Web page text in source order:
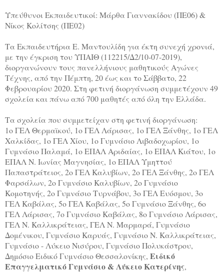
Υπεύθυνοι Εκπαιδευτικοί: Mάρθα Γιαννακίδου (ΠΕ06) &
Νίκος Κολίτσης (ΠΕ02)
Τα Εκπαιδευτήρια Ε. Μαντουλίδη για έκτη συνεχή χρονιά,
με την έγκριση του ΥΠΑΙΘ (112215/Δ2/10-07-2019),
διοργανώνουν τους πανελλήνιους μαθητικούς Αγώνες
Τέχνης, από την Πέμπτη, 20 έως και το Σάββατο, 22
Φεβρουαρίου 2020. Στη φετινή διοργάνωση συμμετέχουν 49
σχολεία και πάνω από 700 μαθητές από όλη την Ελλάδα.
Τα σχολεία που συμμετείχαν στη φετινή διοργάνωση:
1ο ΓΕΛ Θερμαϊκού, 1ο ΓΕΛ Λάρισας, 1ο ΓΕΛ Ξάνθης, 1ο ΓΕΛ
Χαλκίδας, 1ο ΓΕΛ Χίου, 1ο Γυμνάσιο Λιβαδοχωρίου, 1ο
Γυμνάσιο Παλαμά, 1ο ΕΠΑΛ Αριδαίας, 1ο ΕΠΑΛ Κιάτου, 1ο
ΕΠΑΛ Ν. Ιωνίας Μαγνησίας, 1ο ΕΠΑΛ Υμηττού
Παπαστράτειος, 2ο ΓΕΛ Καλυβίων, 2ο ΓΕΛ Ξάνθης, 2ο ΓΕΛ
Φαρσάλων, 2ο Γυμνάσιο Καλυβίων, 2ο Γυμνάσιο
Κομοτηνής, 2ο Γυμνάσιο Τυρνάβου, 3ο ΓΕΛ Ευόσμου, 3ο
ΓΕΛ Καβάλας, 5ο ΓΕΛ Καβάλας, 5ο Γυμνάσιο Ξάνθης, 6ο
ΓΕΛ Λάρισας, 7ο Γυμνάσιο Καβάλας, 8ο Γυμνάσιο Λάρισας,
ΓΕΛ Ν. Καλλικράτειας, ΓΕΛ Ν. Μαρμαρά, Γυμνάσιο
Δομένικου, Γυμνάσιο Καρυάς, Γυμνάσιο Ν. Καλλικράτειας,
Γυμνάσιο - Λύκειο Νισύρου, Γυμνάσιο Πολυκάστρου,
Δημόσιο Ειδικό Γυμνάσιο Θεσσαλονίκης, Ειδικό
Επαγγελματικό Γυμνάσιο & Λύκειο Κατερίνης,